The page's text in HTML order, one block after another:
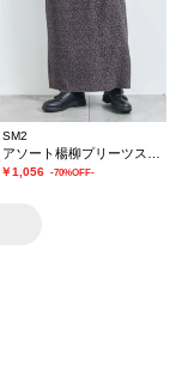
SM2
￥1,056 -70%OFF-